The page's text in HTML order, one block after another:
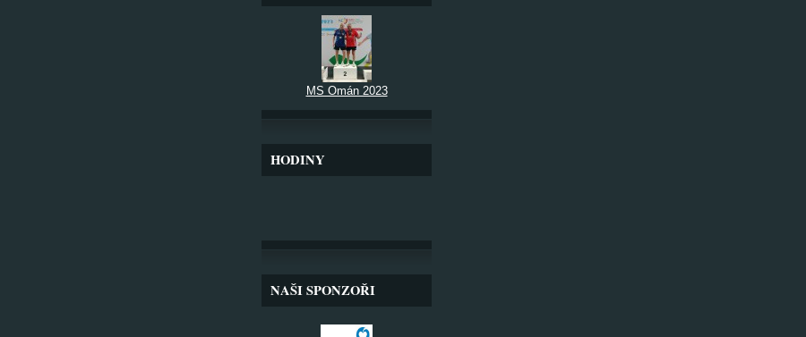
MS Omán 2023
HODINY
NAŠI SPONZOŘI